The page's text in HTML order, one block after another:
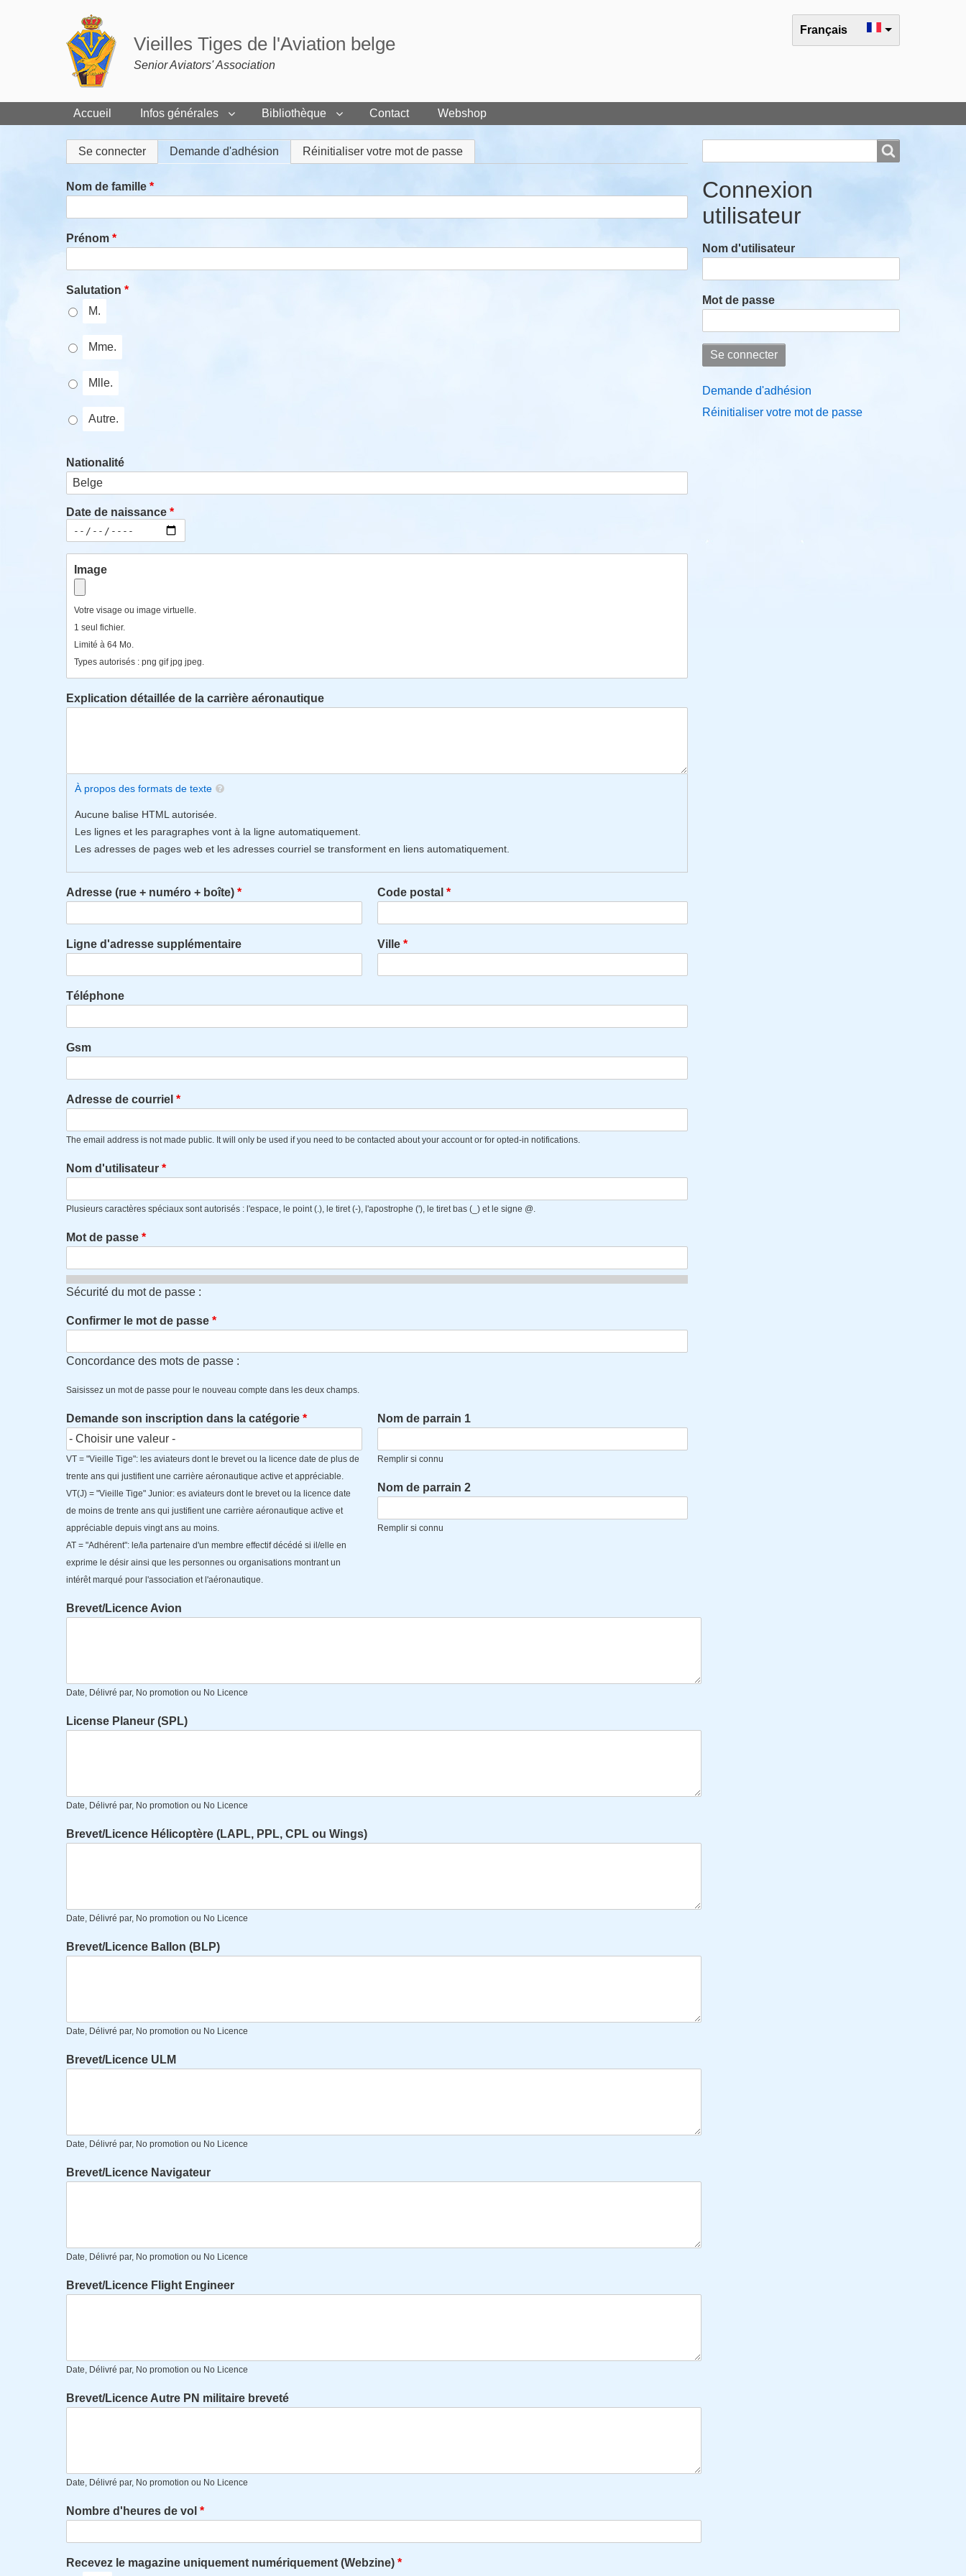
Vieilles Tiges de l'Aviation belge
Senior Aviators' Association
Select your language
Français
Accueil Infos générales Bibliothèque Contact Webshop
Onglets
principaux
Se connecter Demande d'adhésion (onglet actif)
Réinitialiser votre mot de passe
Nom de famille
Prénom
Salutation
M.
Mme.
Mlle.
Autre.
Nationalité
Date de naissance
Date
Image
Votre visage ou image virtuelle.
1 seul fichier.
Limité à 64 Mo.
Types autorisés : png gif jpg jpeg.
Explication détaillée de la carrière aéronautique
À propos des formats de texte
Aucune balise HTML autorisée.
Les lignes et les paragraphes vont à la ligne automatiquement.
Les adresses de pages web et les adresses courriel se transforment en liens automatiquement.
Adresse (rue + numéro + boîte)
Ligne d'adresse supplémentaire
Code postal
Ville
Téléphone
Gsm
Adresse de courriel
The email address is not made public. It will only be used if you need to be contacted about your account or for opted-in notifications.
Nom d'utilisateur
Plusieurs caractères spéciaux sont autorisés : l'espace, le point (.), le tiret (-), l'apostrophe ('), le tiret bas (_) et le signe @.
Mot de passe
Sécurité du mot de passe :
Confirmer le mot de passe
Concordance des mots de passe :
Saisissez un mot de passe pour le nouveau compte dans les deux champs.
Demande son inscription dans la catégorie
VT = "Vieille Tige": les aviateurs dont le brevet ou la licence date de plus de
trente ans qui justifient une carrière aéronautique active et appréciable.
VT(J) = "Vieille Tige" Junior: es aviateurs dont le brevet ou la licence date
de moins de trente ans qui justifient une carrière aéronautique active et
appréciable depuis vingt ans au moins.
AT = "Adhérent": le/la partenaire d'un membre effectif décédé si il/elle en
exprime le désir ainsi que les personnes ou organisations montrant un
intérêt marqué pour l'association et l'aéronautique.
Nom de parrain 1
Remplir si connu
Nom de parrain 2
Remplir si connu
Brevet/Licence Avion
Date, Délivré par, No promotion ou No Licence
License Planeur (SPL)
Date, Délivré par, No promotion ou No Licence
Brevet/Licence Hélicoptère (LAPL, PPL, CPL ou Wings)
Date, Délivré par, No promotion ou No Licence
Brevet/Licence Ballon (BLP)
Date, Délivré par, No promotion ou No Licence
Brevet/Licence ULM
Date, Délivré par, No promotion ou No Licence
Brevet/Licence Navigateur
Date, Délivré par, No promotion ou No Licence
Brevet/Licence Flight Engineer
Date, Délivré par, No promotion ou No Licence
Brevet/Licence Autre PN militaire breveté
Date, Délivré par, No promotion ou No Licence
Nombre d'heures de vol
Recevez le magazine uniquement numériquement (Webzine)
Connexion
utilisateur
Nom d'utilisateur
Mot de passe
Demande d'adhésion
Réinitialiser votre mot de passe